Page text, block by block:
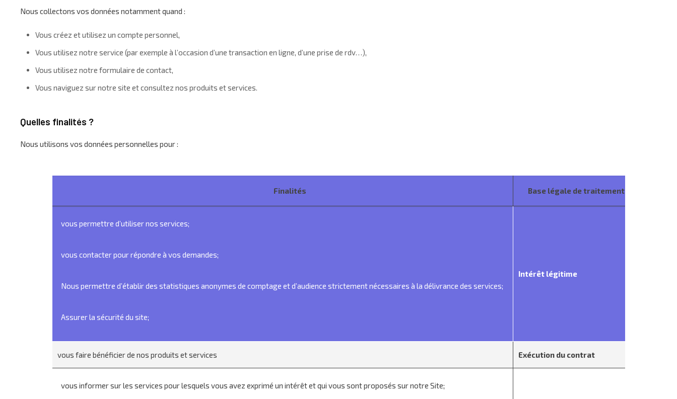
Nous collectons vos données notamment quand :
Vous créez et utilisez un compte personnel,
Vous utilisez notre service (par exemple à l’occasion d’une transaction en ligne, d’une prise de rdv…),
Vous utilisez notre formulaire de contact,
Vous naviguez sur notre site et consultez nos produits et services.
Quelles finalités ?
Nous utilisons vos données personnelles pour :
Finalités Base légale de traitement
vous permettre d’utiliser nos services;
vous contacter pour répondre à vos demandes;
Nous permettre d’établir des statistiques anonymes de comptage et d’audience strictement nécessaires à la délivrance des services;
Assurer la sécurité du site;
Intérêt légitime
vous faire bénéficier de nos produits et services Exécution du contrat
vous informer sur les services pour lesquels vous avez exprimé un intérêt et qui vous sont proposés sur notre Site;